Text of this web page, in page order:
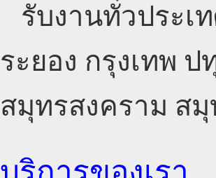
รับงานทั่วประเ
ระยอง กรุงเทพ
สมุทรสงคราม ส